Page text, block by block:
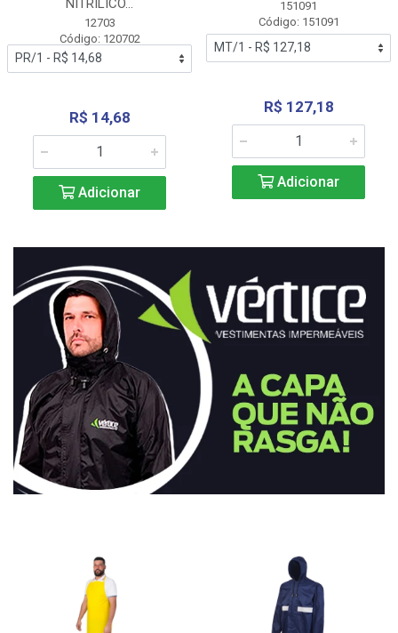
NITRÍLICO...
12703
Código: 120702
R$ 14,68
Adicionar
151091
Código: 151091
R$ 127,18
Adicionar